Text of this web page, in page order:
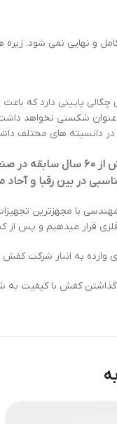
و نهایی نمی شود. زیره
چگالی پایینی دارد که
دانسیته های مختلف
از 60سال سابقه در
در بین رقبا و
با مجهزترین
فلزی قرار میدهیم و پس
به انبار شرکت کفش
گذاشتن کفش با کیفیت